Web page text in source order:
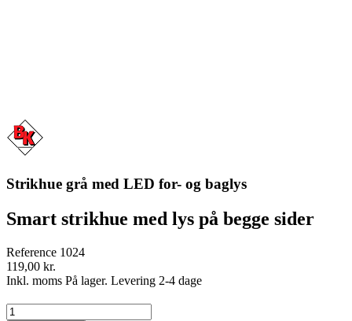
Strikhue grå med LED for- og baglys
Smart strikhue med lys på begge sider
Reference 1024
119,00 kr.
Inkl. moms På lager. Levering 2-4 dage